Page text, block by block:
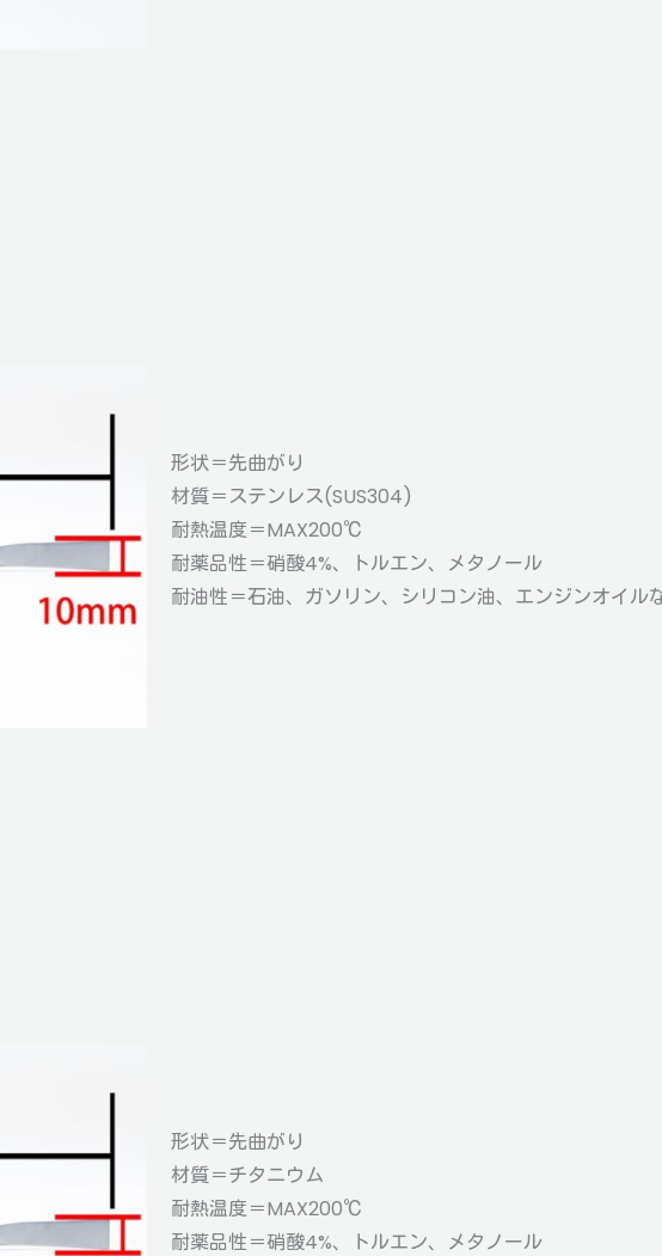
形状＝先曲がり
材質＝ステンレス(SUS304)
耐熱温度＝MAX200℃
耐薬品性＝硝酸4%、トルエン、メタノール
耐油性＝石油、ガソリン、シリコン油、エンジンオイル
形状＝先曲がり
材質＝チタニウム
耐熱温度＝MAX200℃
耐薬品性＝硝酸4%、トルエン、メタノール